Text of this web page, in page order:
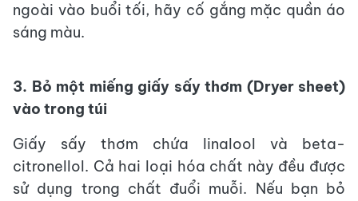
ngoài vào buổi tối, hãy cố gắng mặc quần áo
sáng màu.
3. Bỏ một miếng giấy sấy thơm (Dryer sheet)
vào trong túi
Giấy sấy thơm chứa linalool và beta-
citronellol. Cả hai loại hóa chất này đều được
sử dụng trong chất đuổi muỗi. Nếu bạn bỏ